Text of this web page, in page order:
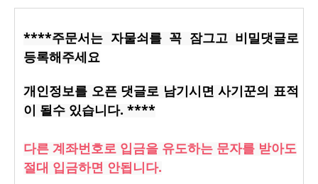
****주문서는 자물쇠를 꼭 잠그고 비밀댓글로
등록해주세요
개인정보를 오픈 댓글로 남기시면 사기꾼의 표적
이 될수 있습니다. ****
다른 계좌번호로 입금을 유도하는 문자를 받아도
절대 입금하면 안됩니다.